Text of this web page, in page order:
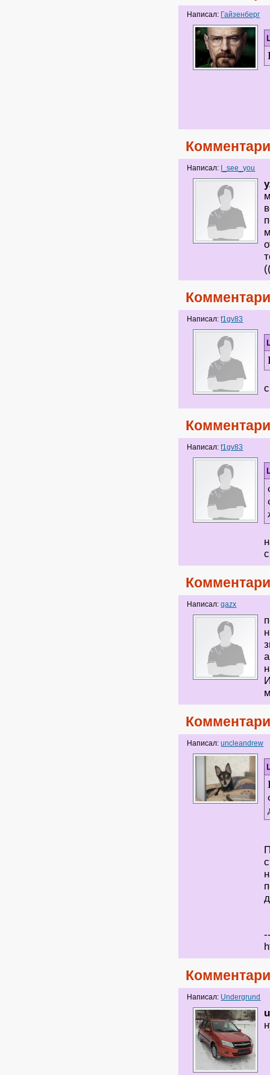
Написал: Гайзенберг
Написал: I_see_you
Написал:f1gv83
Написал:f1gv83
Написал:qazx
Написал:uncleandrew
Написал: Undergrund